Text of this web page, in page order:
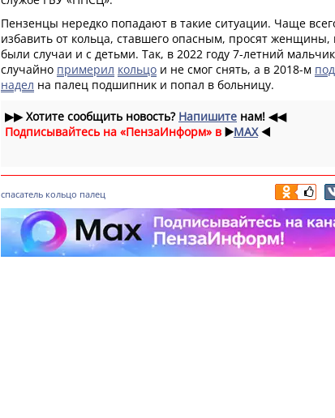
Пензенцы нередко попадают в такие ситуации. Чаще
избавить от кольца, ставшего опасным, просят женщины,
были случаи и с детьми. Так, в 2022 году 7-летний мальчик
случайно примерил кольцо и не смог снять, а в 2018-м
надел на палец подшипник и попал в больницу.
▶▶Хотите сообщить новость? Напишите нам! ◀◀
Подписывайтесь на «ПензаИнформ» в ▶️MAX ◀️
спасатель кольцо палец